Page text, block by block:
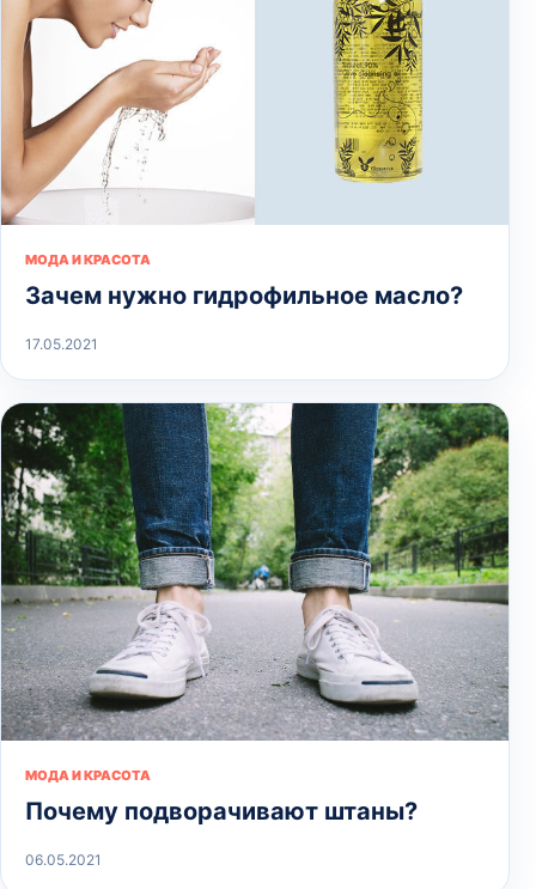
МОДА И КРАСОТА
Зачем нужно гидрофильное масло?
17.05.2021
МОДА И КРАСОТА
Почему подворачивают штаны?
06.05.2021